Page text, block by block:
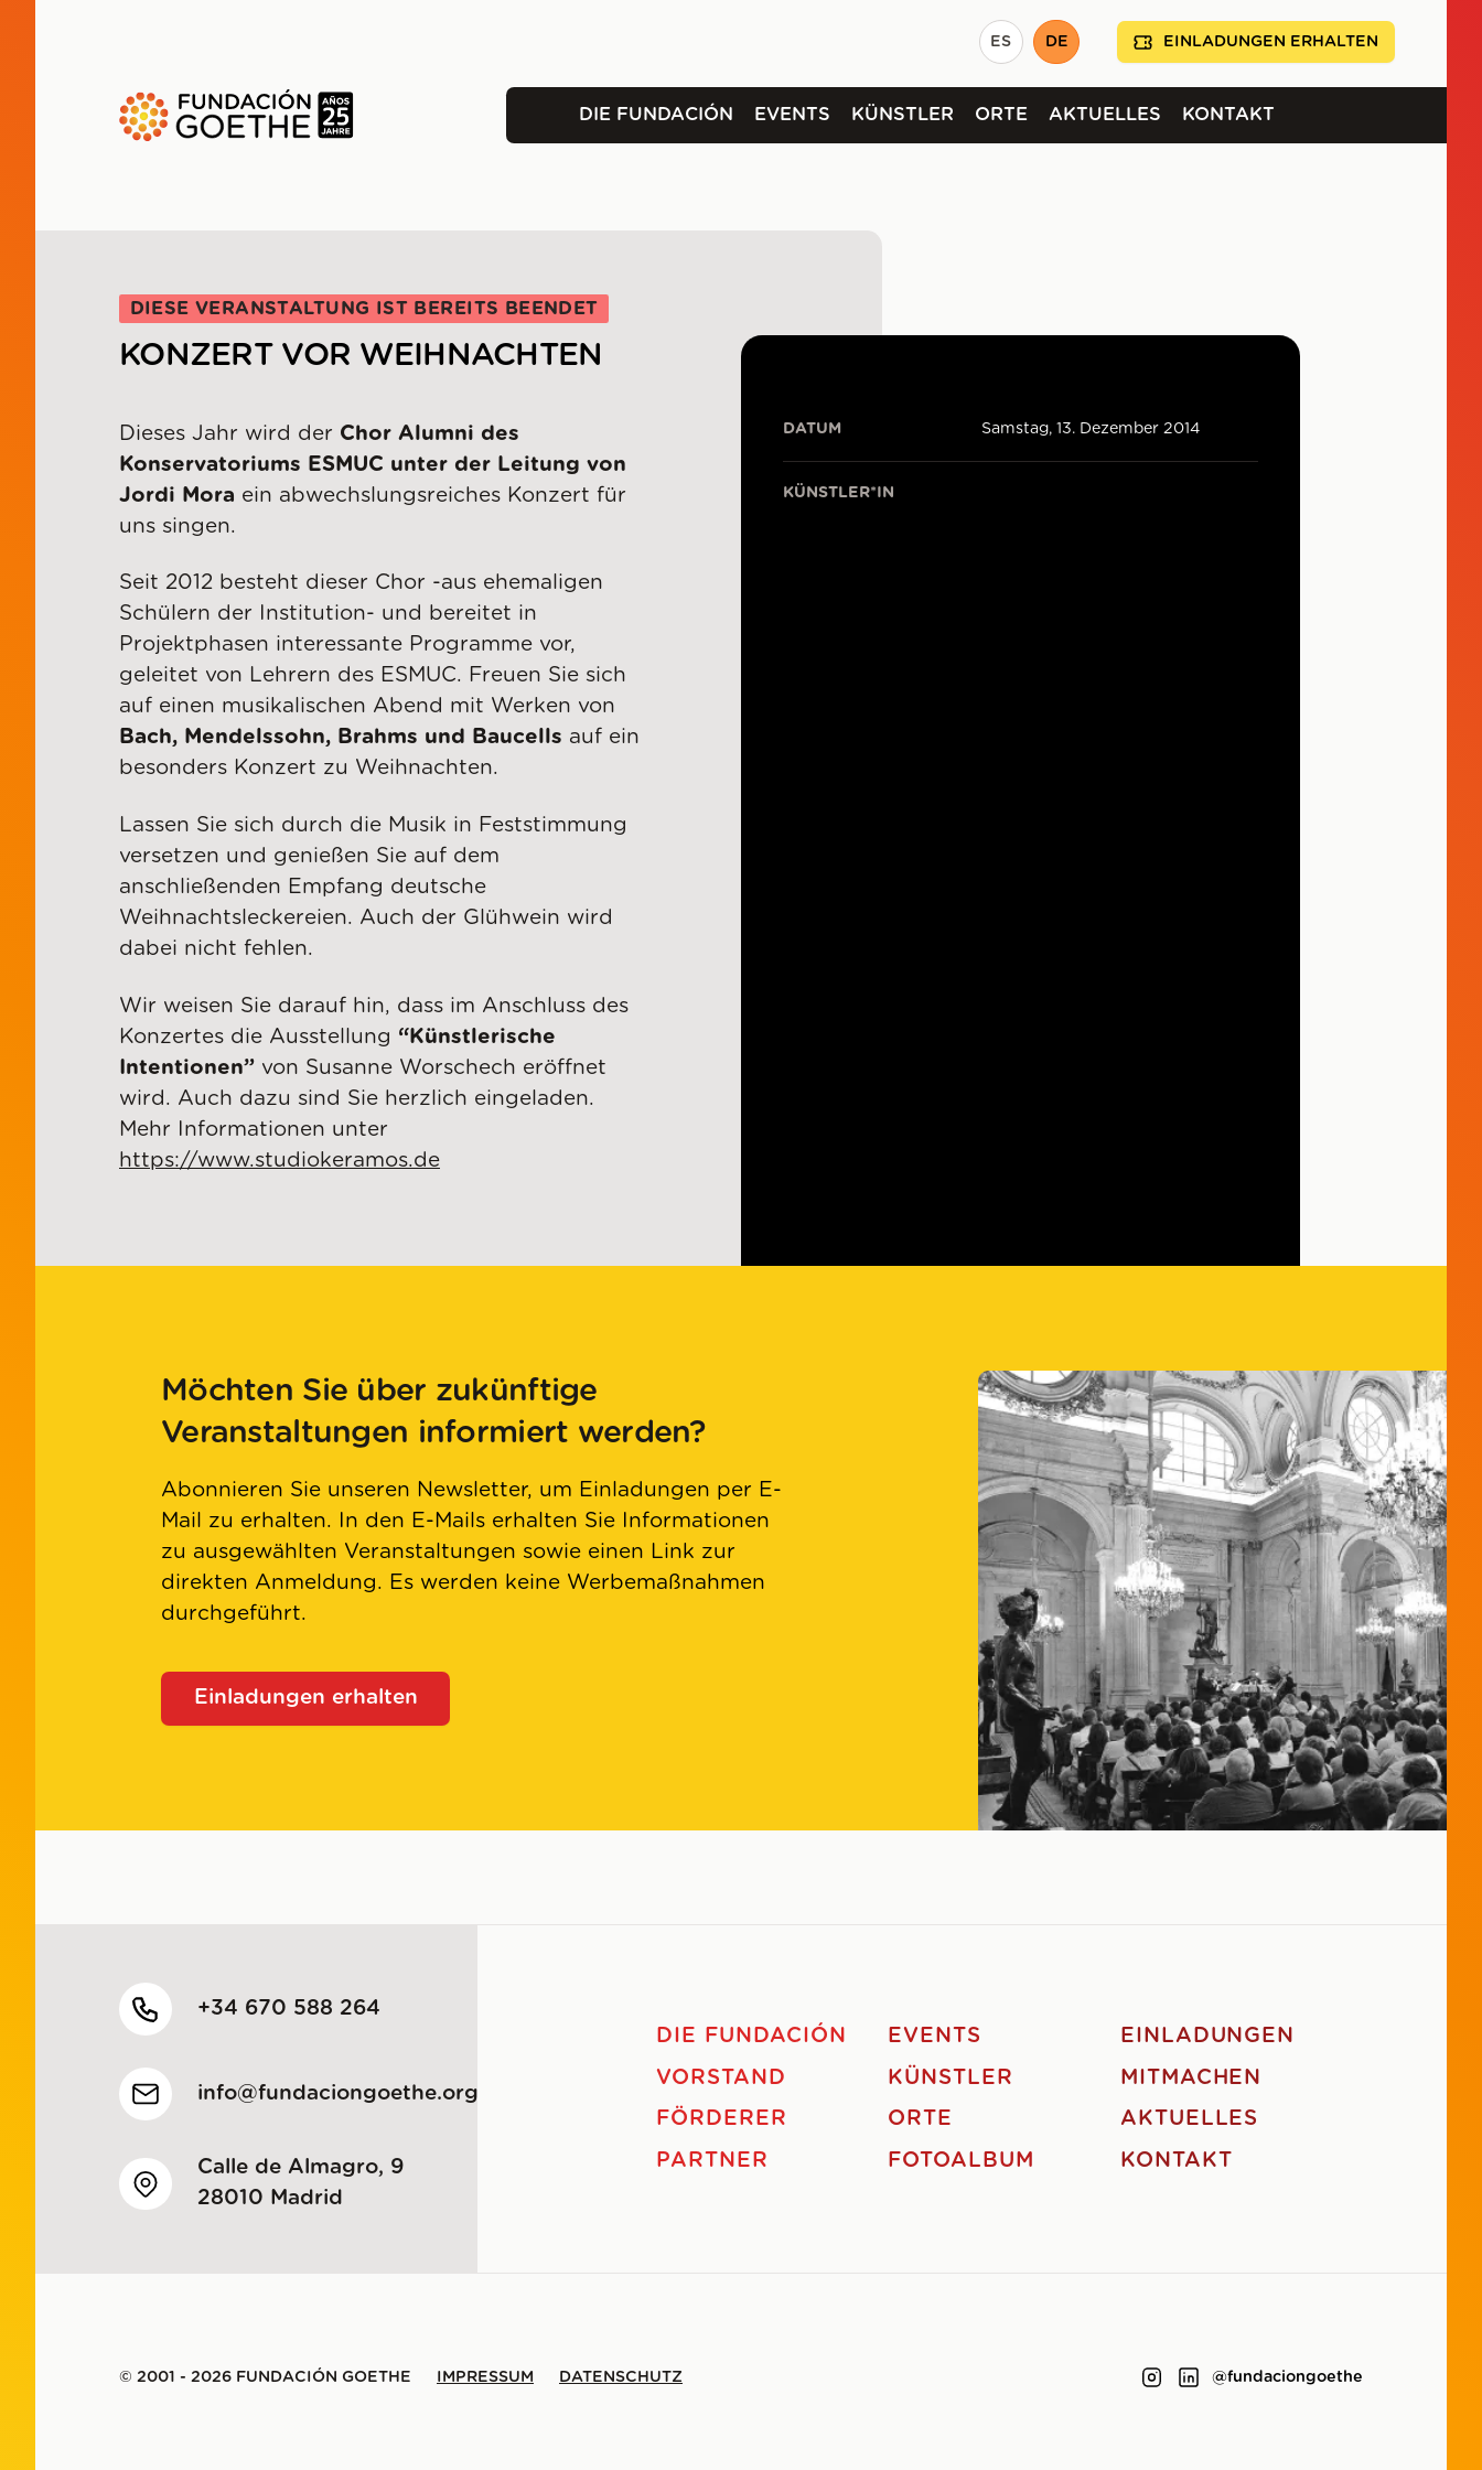
ES DE EINLADUNGEN ERHALTEN
DIE FUNDACIÓN EVENTS KÜNSTLER ORTE AKTUELLES KONTAKT
DIESE VERANSTALTUNG IST BEREITS BEENDET
KONZERT VOR WEIHNACHTEN
Dieses Jahr wird der Chor Alumni des
Konservatoriums ESMUC unter der Leitung von
Jordi Mora ein abwechslungsreiches Konzert für
uns singen.
Seit 2012 besteht dieser Chor -aus ehemaligen
Schülern der Institution- und bereitet in
Projektphasen interessante Programme vor,
geleitet von Lehrern des ESMUC. Freuen Sie sich
auf einen musikalischen Abend mit Werken von
Bach, Mendelssohn, Brahms und Baucells auf ein
besonders Konzert zu Weihnachten.
Lassen Sie sich durch die Musik in Feststimmung
versetzen und genießen Sie auf dem
anschließenden Empfang deutsche
Weihnachtsleckereien. Auch der Glühwein wird
dabei nicht fehlen.
Wir weisen Sie darauf hin, dass im Anschluss des
Konzertes die Ausstellung “Künstlerische
Intentionen” von Susanne Worschech eröffnet
wird. Auch dazu sind Sie herzlich eingeladen.
Mehr Informationen unter
https://www.studiokeramos.de
DATUM Samstag, 13. Dezember 2014
KÜNSTLER*IN
Möchten Sie über zukünftige
Veranstaltungen informiert werden?
Abonnieren Sie unseren Newsletter, um Einladungen per E-
Mail zu erhalten. In den E-Mails erhalten Sie Informationen
zu ausgewählten Veranstaltungen sowie einen Link zur
direkten Anmeldung. Es werden keine Werbemaßnahmen
durchgeführt.
Einladungen erhalten
+34 670 588 264
info@fundaciongoethe.org
Calle de Almagro, 9
28010 Madrid
DIE FUNDACIÓN
VORSTAND
FÖRDERER
PARTNER
EVENTS
KÜNSTLER
ORTE
FOTOALBUM
EINLADUNGEN
MITMACHEN
AKTUELLES
KONTAKT
© 2001 - 2026 FUNDACIÓN GOETHE IMPRESSUM DATENSCHUTZ @fundaciongoethe